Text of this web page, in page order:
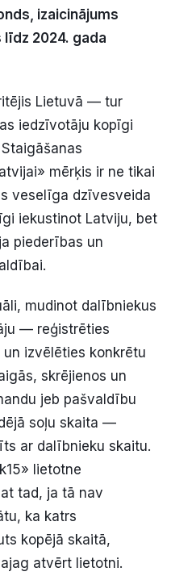
, izaicinājums
2024. gada
Lietuvā — tur
iedzīvotāju kopīgi
mērķis ir ne tikai
veselīga dzīvesveida
iekustinot Latviju, bet
piederības un
mudinot dalībniekus
— reģistrēties
izvēlēties konkrētu
skrējienos un
jeb pašvaldību
soļu skaita —
ar dalībnieku skaitu.
lietotne
tad, ja tā nav
ka katrs
kopējā skaitā,
atvērt lietotni.